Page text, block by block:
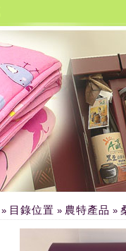
» 目錄位置 » 農特產品 »